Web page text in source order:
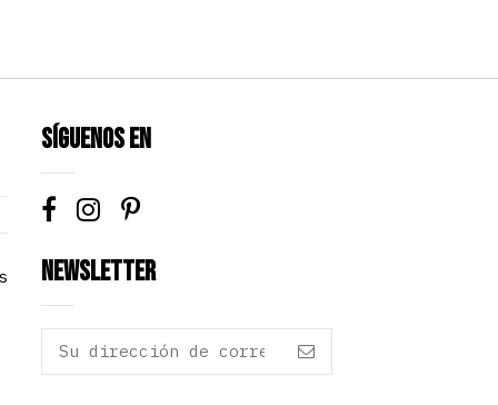
Síguenos en
Newsletter